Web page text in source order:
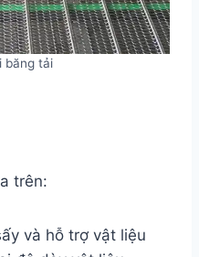
băng tải
trên:
và hỗ trợ vật liệu